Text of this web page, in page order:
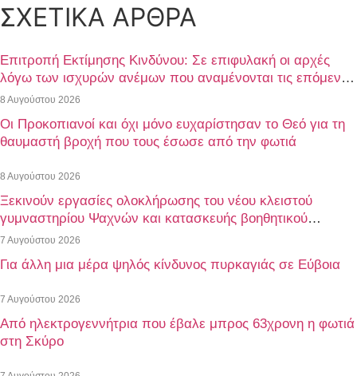
ΣΧΕΤΙΚΑ ΑΡΘΡΑ
Επιτροπή Εκτίμησης Κινδύνου: Σε επιφυλακή οι αρχές
λόγω των ισχυρών ανέμων που αναμένονται τις επόμενες
ημέρες
8 Αυγούστου 2026
Οι Προκοπιανοί και όχι μόνο ευχαρίστησαν το Θεό για τη
θαυμαστή βροχή που τους έσωσε από την φωτιά
8 Αυγούστου 2026
Ξεκινούν εργασίες ολοκλήρωσης του νέου κλειστού
γυμναστηρίου Ψαχνών και κατασκευής βοηθητικού
γηπέδου ποδοσφαίρου
7 Αυγούστου 2026
Για άλλη μια μέρα ψηλός κίνδυνος πυρκαγιάς σε Εύβοια
7 Αυγούστου 2026
Από ηλεκτρογεννήτρια που έβαλε μπρος 63χρονη η φωτιά
στη Σκύρο